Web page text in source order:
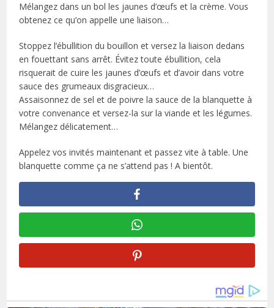
Mélangez dans un bol les jaunes d’œufs et la crème. Vous
obtenez ce qu’on appelle une liaison…
Stoppez l’ébullition du bouillon et versez la liaison dedans
en fouettant sans arrêt. Évitez toute ébullition, cela
risquerait de cuire les jaunes d’œufs et d’avoir dans votre
sauce des grumeaux disgracieux…
Assaisonnez de sel et de poivre la sauce de la blanquette à
votre convenance et versez-la sur la viande et les légumes.
Mélangez délicatement…
Appelez vos invités maintenant et passez vite à table. Une
blanquette comme ça ne s’attend pas ! A bientôt.